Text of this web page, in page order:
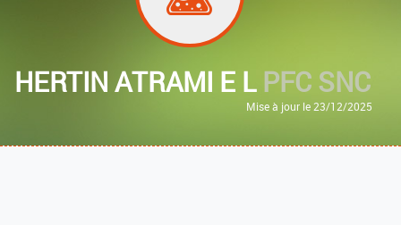
HERTIN ATRAMI E LPFC SNC
Mise à jour le 23/12/2025